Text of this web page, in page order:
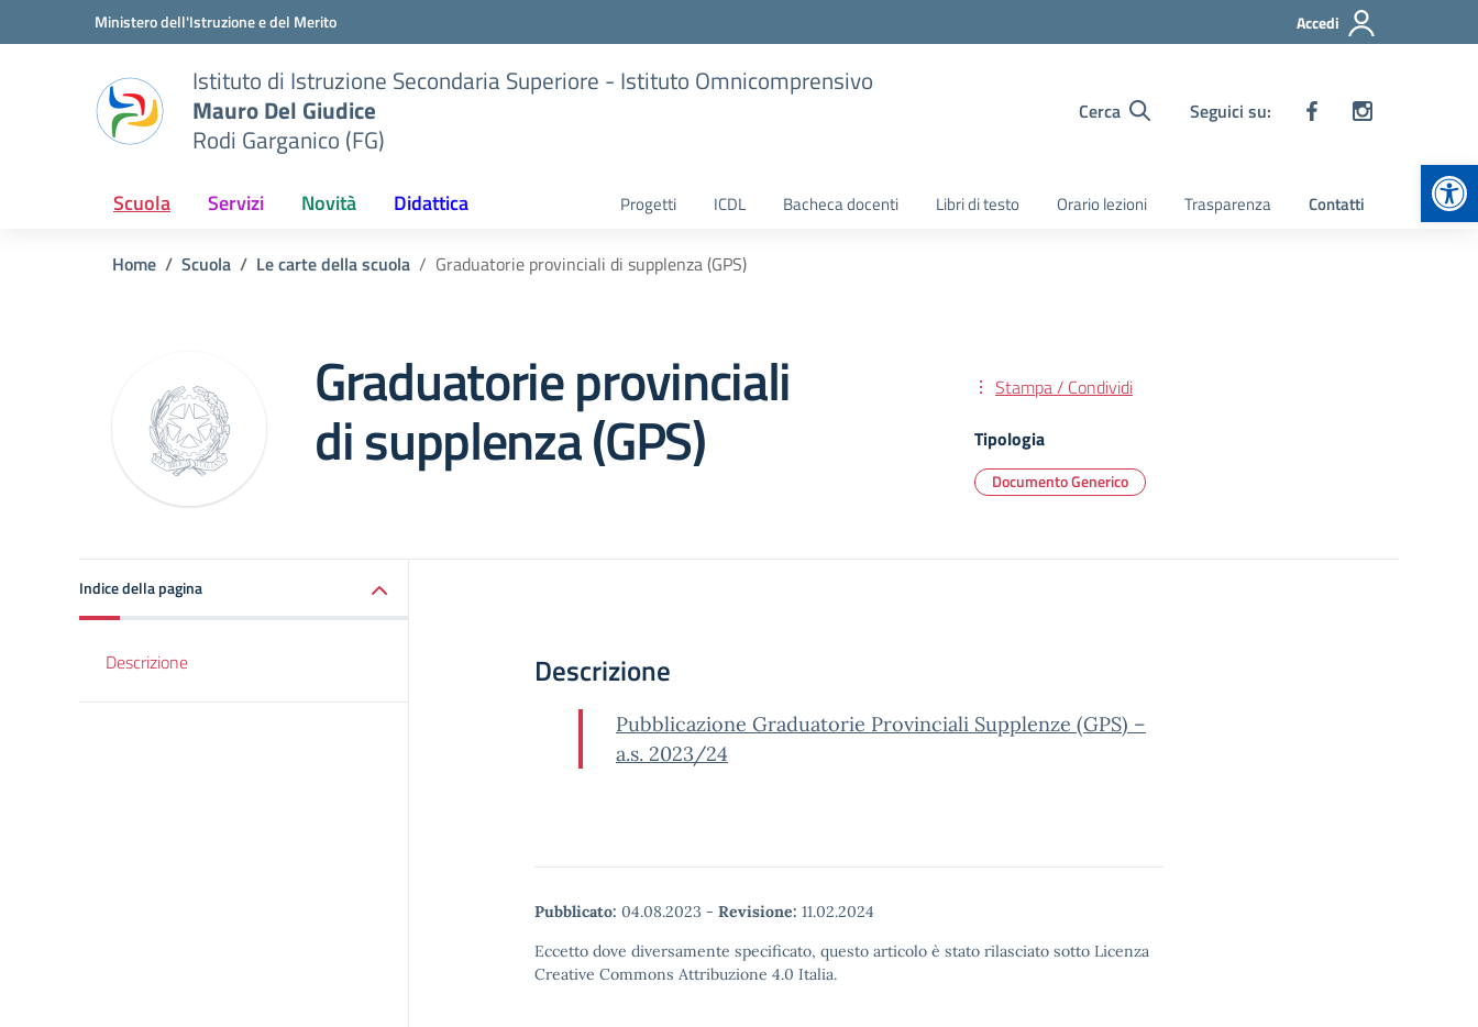
Vai ai contenuti
Vai al menu di navigazioneMinistero dell'Istruzione e del Merito Accedi
Istituto di Istruzione Secondaria Superiore - Istituto Omnicomprensivo
Mauro Del Giudice
Rodi Garganico (FG)
Cerca Seguici su:
Scuola Servizi Novità Didattica Progetti ICDL Bacheca docenti Libri di testo Orario lezioni Trasparenza Contatti
Home Scuola Le carte della scuola Graduatorie provinciali di supplenza (GPS)
Graduatorie provinciali
di supplenza (GPS)
Stampa / Condividi
Tipologia
Documento Generico
Indice della pagina
Descrizione Descrizione
Pubblicazione Graduatorie Provinciali Supplenze (GPS) –
a.s. 2023/24
Pubblicato: 04.08.2023 - Revisione: 11.02.2024
Eccetto dove diversamente specificato, questo articolo è stato rilasciato sotto Licenza
Creative Commons Attribuzione 4.0 Italia.